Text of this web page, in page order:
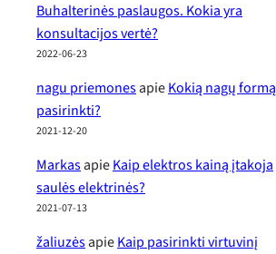
Buhalterinės paslaugos. Kokia yra
konsultacijos vertė?
2022-06-23
nagu priemonesapieKokią nagų formą
pasirinkti?
2021-12-20
MarkasapieKaip elektros kainą įtakoja
saulės elektrinės?
2021-07-13
žaliuzėsapieKaip pasirinkti virtuvinį